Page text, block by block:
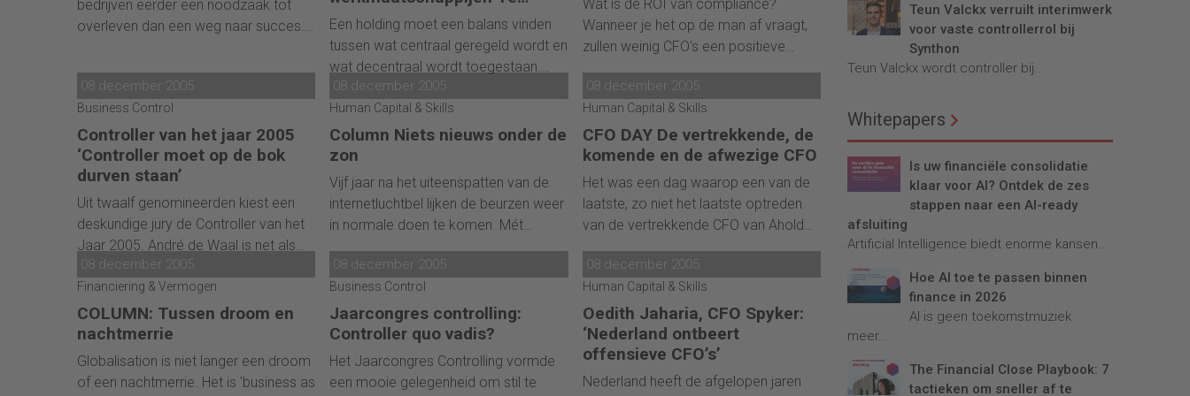
bij de schuldeiser leidt en niet meer bij
houden de aandeelhouders al
voldoende toezicht, betoogt SHV-CFO
Henk Scheffers. En het zou helemaal
zonde zijn om de beproefde principes
van goed koopmanschap overboord
die niet waar kunnen worden
gemaakt."
bedrijven eerder een noodzaak tot
overleven dan een weg naar succes.
een bepaald niveau: excellentie. Dat is
natuurlijk niet zo. We moeten steeds
verder en nieuwe uitdagingen
aangaan. Maar in hoeverre worden we
nog voldoende ondersteund door
onze methoden en instrumenten?
strakke teugels
Een holding moet een balans vinden
tussen wat centraal geregeld wordt en
wat decentraal wordt toegestaan.
Maar al te vaak wordt centralisatie
echter een doel op zich. Dit leidt
uiteindelijk tot een sterke demotivatie
binnen de werkmaatschappijen.
Wat is de ROI van compliance?
Wanneer je het op de man af vraagt,
zullen weinig CFO's een positieve
doen het omdat het moet en om het
vertrouwen van analisten, beurzen en
kapitaalverschaffers te winnen. Toch
valt er geld te verdienen met goede
compliance. Alleen moet u Sarbanes-
Oxley en al die andere regelgeving in
een breder kader plaatsen dan van
08 december 2005
Business Control
Controller van het jaar 2005
‘Controller moet op de bok
durven staan’
Uit twaalf genomineerden kiest een
deskundige jury de Controller van het
Jaar 2005. André de Waal is net als
vorig jaar juryvoorzitter. Dit jaar neemt
ook de winnaar van vorig jaar deel
aan de jury, Jouke van der Veer. Zij
vertellen wat iemand in hun ogen tot
ze in hun beoordeling dus op zullen
08 december 2005
Human Capital & Skills
Column Niets nieuws onder de
zon
Vijf jaar na het uiteenspatten van de
internetluchtbel lijken de beurzen weer
in normale doen te komen. Mét
aandeleninkoop en fusies en
overnames. De dip van 2000-2001 lijkt
voorbij.
08 december 2005
Human Capital & Skills
CFO DAY De vertrekkende, de
komende en de afwezige CFO
Het was een dag waarop een van de
laatste, zo niet het laatste optreden
van de vertrekkende CFO van Ahold
was een dag waarop Jan Hommen,
de reeds vertrokken CFO van Philips,
CFO van het jaar werd. En het was een
dag waarop de brandweer van
Noordwijkerhout moest uitrukken. Een
verslag van de CFO Day 2005.
08 december 2005
Financiering & Vermogen
COLUMN: Tussen droom en
nachtmerrie
Globalisation is niet langer een droom
of een nachtmerrie. Het is 'business as
08 december 2005
Business Control
Jaarcongres controlling:
Controller quo vadis?
Het Jaarcongres Controlling vormde
een mooie gelegenheid om stil te
08 december 2005
Human Capital & Skills
Oedith Jaharia, CFO Spyker:
‘Nederland ontbeert
offensieve CFO’s’
Nederland heeft de afgelopen jaren
Teun Valckx verruilt interimwerk
voor vaste controllerrol bij
Synthon
Teun Valckx wordt controller bij...
Whitepapers
Is uw financiële consolidatie
klaar voor AI? Ontdek de zes
stappen naar een AI-ready
afsluiting
Artificial Intelligence biedt enorme kansen...
Hoe AI toe te passen binnen
finance in 2026
AI is geen toekomstmuziek
meer...
The Financial Close Playbook: 7
tactieken om sneller af te